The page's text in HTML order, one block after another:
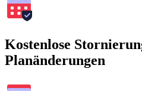
Kostenlose
Planänderungen